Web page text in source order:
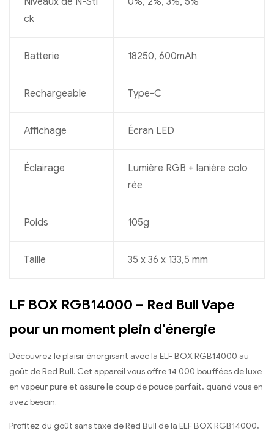
ck
Batterie 18250, 600mAh
Rechargeable Type-C
Affichage Écran LED
Éclairage
Lumière RGB + lanière colo
rée
Poids 105g
Taille 35 x 36 x 133,5 mm
LF BOX RGB14000 – Red Bull Vape
pour un moment plein d'énergie
Découvrez le plaisir énergisant avec la ELF BOX RGB14000 au
goût de Red Bull. Cet appareil vous offre 14 000 bouffées de luxe
en vapeur pure et assure le coup de pouce parfait, quand vous en
avez besoin.
Profitez du goût sans taxe de Red Bull de la ELF BOX RGB14000,